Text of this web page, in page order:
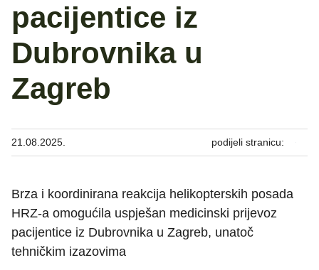
pacijentice iz
Dubrovnika u
Zagreb
21.08.2025. podijeli stranicu:
Brza i koordinirana reakcija helikopterskih posada
HRZ-a omogućila uspješan medicinski prijevoz
pacijentice iz Dubrovnika u Zagreb, unatoč
tehničkim izazovima